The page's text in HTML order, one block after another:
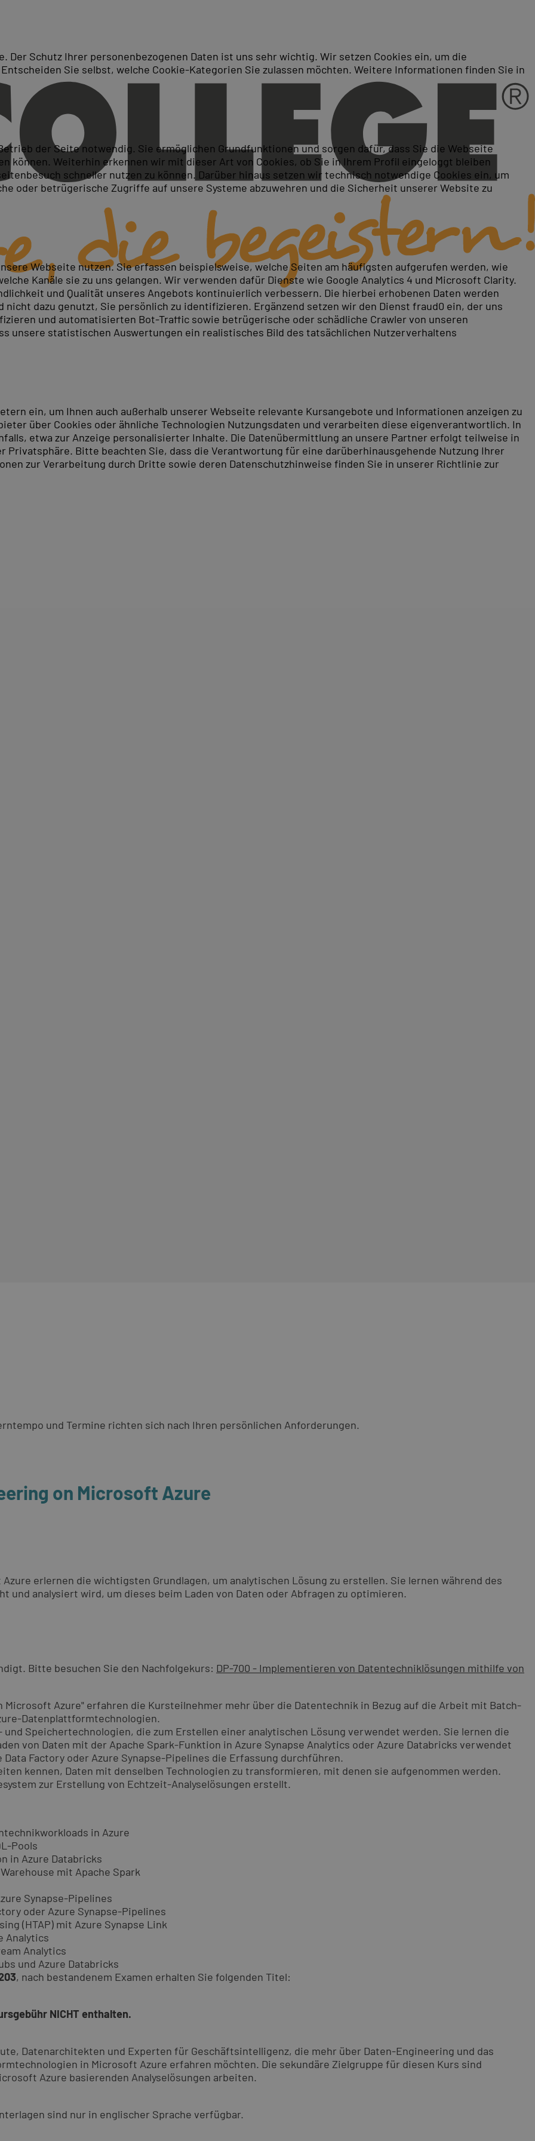
on Microsoft Azure
Training - Inhalte und Termine stimmen wir individuell ab.
und Termine richten sich nach Ihren persönlichen Anforderungen.
on Microsoft Azure
erlernen die wichtigsten Grundlagen, um analytischen Lösung zu erstellen. Sie lernen während des
und analysiert wird, um dieses beim Laden von Daten oder Abfragen zu optimieren.
Bitte besuchen Sie den Nachfolgekurs: DP-700 - Implementieren von Datentechniklösungen mithilfe von
Microsoft Azure" erfahren die Kursteilnehmer mehr über die Datentechnik in Bezug auf die Arbeit mit Batch-
Datenplattformtechnologien.
Speichertechnologien, die zum Erstellen einer analytischen Lösung verwendet werden. Sie lernen die
von Daten mit der Apache Spark-Funktion in Azure Synapse Analytics oder Azure Databricks verwendet
Factory oder Azure Synapse-Pipelines die Erfassung durchführen.
kennen, Daten mit denselben Technologien zu transformieren, mit denen sie aufgenommen werden.
zur Erstellung von Echtzeit-Analyselösungen erstellt.
in Azure
Pools
in Azure Databricks
mit Apache Spark
Synapse-Pipelines
oder Azure Synapse-Pipelines
(HTAP) mit Azure Synapse Link
Analytics
Analytics
und Azure Databricks
, nach bestandenem Examen erhalten Sie folgenden Titel:
NICHT enthalten.
Datenarchitekten und Experten für Geschäftsintelligenz, die mehr über Daten-Engineering und das
in Microsoft Azure erfahren möchten. Die sekundäre Zielgruppe für diesen Kurs sind
Azure basierenden Analyselösungen arbeiten.
sind nur in englischer Sprache verfügbar.
Der Schutz Ihrer personenbezogenen Daten ist uns sehr wichtig. Wir setzen Cookies ein, um die
Sie selbst, welche Cookie-Kategorien Sie zulassen möchten. Weitere Informationen finden Sie in
der Seite notwendig. Sie ermöglichen Grundfunktionen und sorgen dafür, dass Sie die Webseite
können. Weiterhin erkennen wir mit dieser Art von Cookies, ob Sie in Ihrem Profil eingeloggt bleiben
schneller nutzen zu können. Darüber hinaus setzen wir technisch notwendige Cookies ein, um
oder betrügerische Zugriffe auf unsere Systeme abzuwehren und die Sicherheit unserer Website zu
Webseite nutzen. Sie erfassen beispielsweise, welche Seiten am häufigsten aufgerufen werden, wie
Kanäle sie zu uns gelangen. Wir verwenden dafür Dienste wie Google Analytics 4 und Microsoft Clarity.
und Qualität unseres Angebots kontinuierlich verbessern. Die hierbei erhobenen Daten werden
dazu genutzt, Sie persönlich zu identifizieren. Ergänzend setzen wir den Dienst fraud0 ein, der uns
und automatisierten Bot-Traffic sowie betrügerische oder schädliche Crawler von unseren
unsere statistischen Auswertungen ein realistisches Bild des tatsächlichen Nutzerverhaltens
ein, um Ihnen auch außerhalb unserer Webseite relevante Kursangebote und Informationen anzeigen zu
über Cookies oder ähnliche Technologien Nutzungsdaten und verarbeiten diese eigenverantwortlich. In
etwa zur Anzeige personalisierter Inhalte. Die Datenübermittlung an unsere Partner erfolgt teilweise in
Privatsphäre. Bitte beachten Sie, dass die Verantwortung für eine darüberhinausgehende Nutzung Ihrer
zur Verarbeitung durch Dritte sowie deren Datenschutzhinweise finden Sie in unserer Richtlinie zur